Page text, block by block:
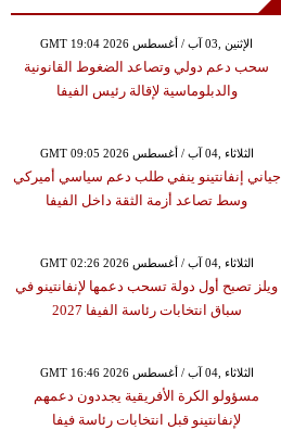
GMT 19:04 2026 الإثنين ,03 آب / أغسطس
سحب دعم دولي وتصاعد الضغوط القانونية
والدبلوماسية لإقالة رئيس الفيفا
GMT 09:05 2026 الثلاثاء ,04 آب / أغسطس
جياني إنفانتينو ينفي طلب دعم سياسي أميركي
وسط تصاعد أزمة الثقة داخل الفيفا
GMT 02:26 2026 الثلاثاء ,04 آب / أغسطس
ويلز تصبح أول دولة تسحب دعمها لإنفانتينو في
سباق انتخابات رئاسة الفيفا 2027
GMT 16:46 2026 الثلاثاء ,04 آب / أغسطس
مسؤولو الكرة الأفريقية يجددون دعمهم
لإنفانتينو قبل انتخابات رئاسة فيفا